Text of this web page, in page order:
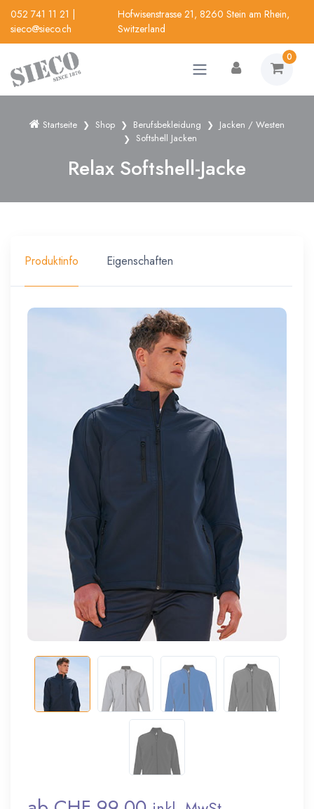
052 741 11 21
sieco@sieco.ch
Hofwisenstrasse 21, 8260 Stein am Rhein,
Switzerland
0
Startseite Shop Berufsbekleidung
Jacken / Westen
Softshell Jacken
Relax Softshell-Jacke
Produktinfo Eigenschaften